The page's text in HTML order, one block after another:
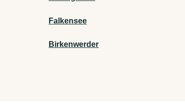
Falkensee
Birkenwerder